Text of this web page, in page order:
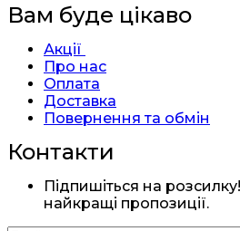
Вам буде цікаво
Акції
Про нас
Оплата
Доставка
Повернення та обмін
Контакти
Підпишіться на
найкращі пропозиції.